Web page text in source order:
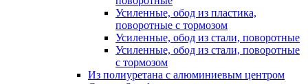
Усиленные, обод из пластика,
поворотные с тормозом
Усиленные, обод из стали, поворотные
Усиленные, обод из стали, поворотные
с тормозом
Из полиуретана с алюминиевым центром